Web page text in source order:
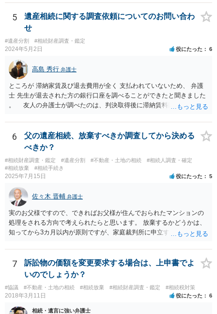
5
遺産相続に関する調査依頼についてのお問い合わ
せ
#遺産分割 #相続財産調査・鑑定
2024年5月2日 役にたった 6
高島 秀行 弁護士
ところが 滞納家賃及び退去費用が全く 支払われていないため、 弁護
士 先生が退去された方の銀行口座を調べることができたと聞きました
。 友人の弁護士が調べたのは、判決取得後に滞納賃料回収のため
預金の入出金履歴を調べたわけではありません。 残念ながら、事案
や目的も異なりますし、開示の内容も異なります。
6
父の遺産相続、放棄すべきか調査してから決める
べきか？
#相続財産調査・鑑定 #遺産分割 #不動産・土地の相続
#相続人調査・確定
#相続放棄
#相続手続き
2025年7月15日 役にたった 5
佐々木 晋輔 弁護士
実のお父様ですので、できればお父様が住んでおられたマンションの
処理をされる方向で考えられたらと思います。 放棄するかどうかは、
知ってから3カ月以内が原則ですが、家庭裁判所に申立すれば3カ月の
放棄するかどうか決めることができます。 銀行やサラ金が数年も放置
することはありませんので、数年後に借金が発見される可能性はほぼ
ありません。 なお、私が扱った相続放棄を検討していた案件で、期間
伸長して調査したところ、サラ金に対する過払金など相当な財産が見
つかったため相続したという事例がありました。
7
訴訟物の価額を変更要求する場合は、上申書でよ
いのでしょうか？
#協議 #不動産・土地の相続 #相続放棄 #相続財産調査・鑑定 #相続税対策
2018年3月11日 役にたった 6
相続・遺言に強い弁護士